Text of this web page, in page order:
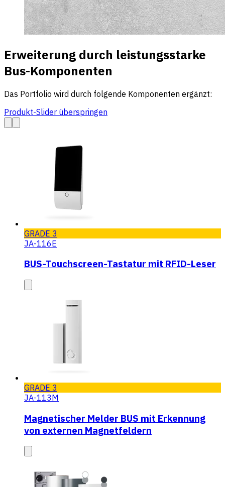
Erweiterung durch leistungsstarke
Bus-Komponenten
Das Portfolio wird durch folgende Komponenten ergänzt:
Produkt-Slider überspringen
GRADE 3
JA-116E
BUS-Touchscreen-Tastatur mit RFID-Leser
GRADE 3
JA-113M
Magnetischer Melder BUS mit Erkennung
von externen Magnetfeldern